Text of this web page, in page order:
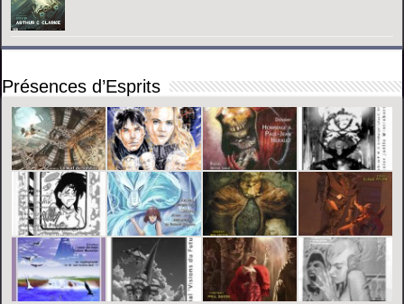
Présences d’Esprits